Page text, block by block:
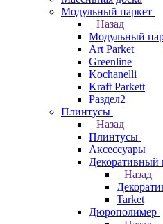
Модульный паркет
Назад
Модульный
Art Parket
Greenline
Kochanelli
Kraft Parkett
Раздел2
Плинтусы
Назад
Плинтусы
Аксессуары
Декоративный
Назад
Tarket
Дюрополимер